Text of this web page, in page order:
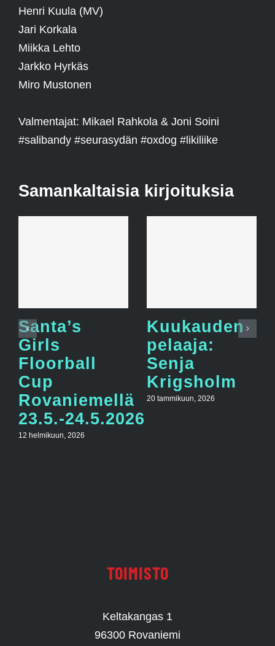
Henri Kuula (MV)
Jari Korkala
Miikka Lehto
Jarkko Hyrkäs
Miro Mustonen
Valmentajat: Mikael Rahkola & Joni Soini
#salibandy #seurasydän #oxdog #likiliike
Samankaltaisia kirjoituksia
Santa’s
Girls
Floorball
Cup
Rovaniemellä
23.5.-24.5.2026
12 helmikuun, 2026
Kuukauden
pelaaja:
Senja
Krigsholm
20 tammikuun, 2026
TOIMISTO
Keltakangas 1
96300 Rovaniemi